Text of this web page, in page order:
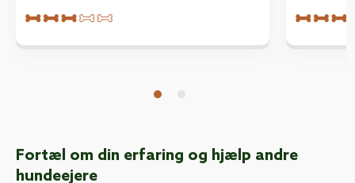
pausebænk til de tobenede. Skønt
Fortæl om din erfaring og hjælp andre
hundeejere